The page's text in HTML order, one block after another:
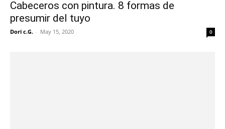
Cabeceros con pintura. 8 formas de
presumir del tuyo
Dori c.G. - May 15, 2020 0